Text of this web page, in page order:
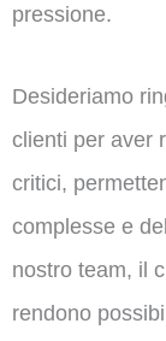
pressione.
Desideriamo
clienti per aver
critici,
complesse e
nostro team, il
rendono